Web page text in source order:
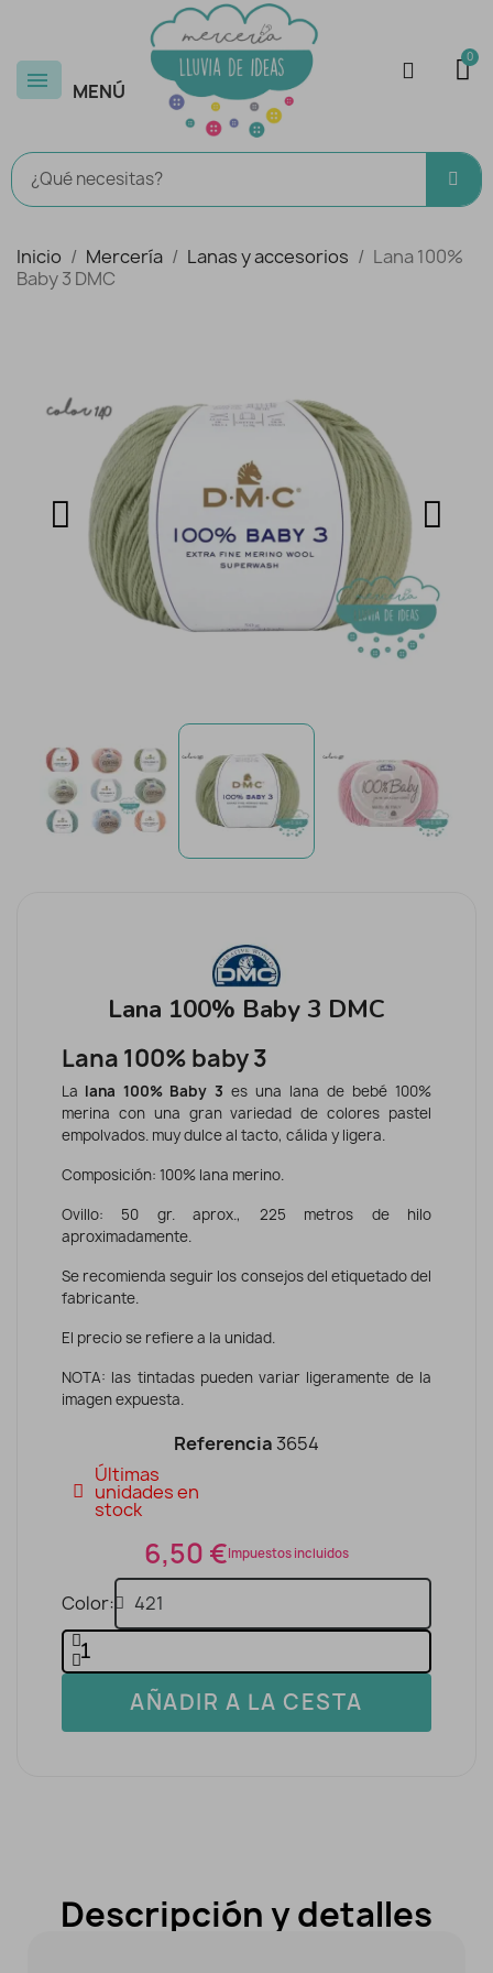
MENÚ
Inicio Mercería Lanas y accesorios
Lana 100%
Baby 3 DMC
Lana 100% Baby 3 DMC
Lana 100% baby 3
La lana 100% Baby 3 es una lana de bebé 100%
merina con una gran variedad de colores pastel
empolvados. muy dulce al tacto, cálida y ligera.
Composición: 100% lana merino.
Ovillo: 50 gr. aprox., 225 metros de hilo
aproximadamente.
Se recomienda seguir los consejos del etiquetado del
fabricante.
El precio se refiere a la unidad.
NOTA: las tintadas pueden variar ligeramente de la
imagen expuesta.
Referencia 3654
Últimas
unidades en
stock
6,50 €Impuestos incluidos
Color
AÑADIR A LA CESTA
Descripción y detalles